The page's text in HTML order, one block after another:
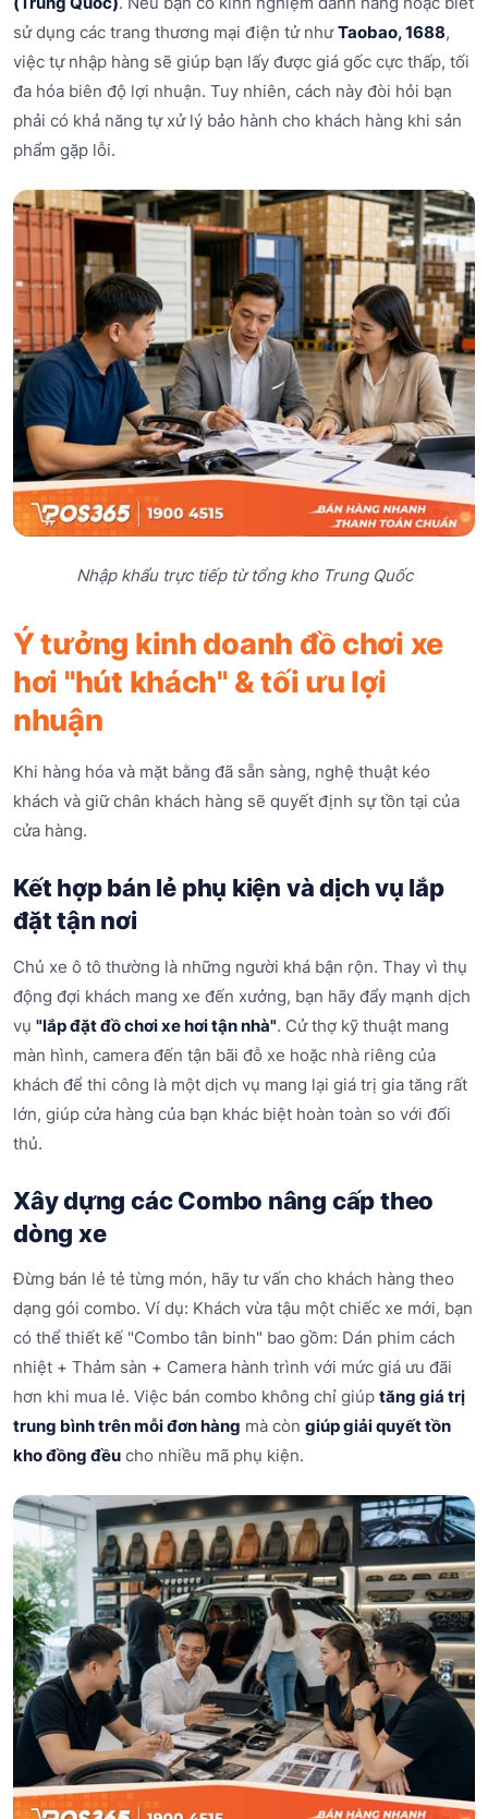
sử dụng các trang thương mại điện tử nhưTaobao, 1688,
việc tự nhập hàng sẽ giúp bạn lấy được giá gốc cực thấp, tối
đa hóa biên độ lợi nhuận. Tuy nhiên, cách này đòi hỏi bạn
phải có khả năng tự xử lý bảo hành cho khách hàng khi sản
phẩm gặp lỗi.
Nhập khẩu trực tiếp từ tổng kho Trung Quốc
Ý tưởng kinh doanh đồ chơi xe
hơi "hút khách" & tối ưu lợi
nhuận
Khi hàng hóa và mặt bằng đã sẵn sàng, nghệ thuật kéo
khách và giữ chân khách hàng sẽ quyết định sự tồn tại của
cửa hàng.
Kết hợp bán lẻ phụ kiện và dịch vụ lắp
đặt tận nơi
Chủ xe ô tô thường là những người khá bận rộn. Thay vì thụ
động đợi khách mang xe đến xưởng, bạn hãy đẩy mạnh dịch
vụ "lắp đặt đồ chơi xe hơi tận nhà". Cử thợ kỹ thuật mang
màn hình, camera đến tận bãi đỗ xe hoặc nhà riêng của
khách để thi công là một dịch vụ mang lại giá trị gia tăng rất
lớn, giúp cửa hàng của bạn khác biệt hoàn toàn so với đối
thủ.
Xây dựng các Combo nâng cấp theo
dòng xe
Đừng bán lẻ tẻ từng món, hãy tư vấn cho khách hàng theo
dạng gói combo. Ví dụ: Khách vừa tậu một chiếc xe mới, bạn
có thể thiết kế "Combo tân binh" bao gồm: Dán phim cách
nhiệt + Thảm sàn + Camera hành trình với mức giá ưu đãi
hơn khi mua lẻ. Việc bán combo không chỉ giúp tăng giá trị
trung bình trên mỗi đơn hàng mà còn giúp giải quyết tồn
kho đồng đều cho nhiều mã phụ kiện.